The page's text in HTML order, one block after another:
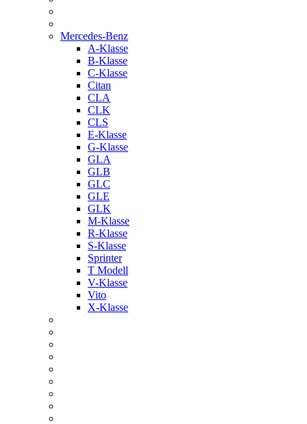
Mercedes-Benz
A-Klasse
B-Klasse
C-Klasse
Citan
CLA
CLK
CLS
E-Klasse
G-Klasse
GLA
GLB
GLC
GLE
GLK
M-Klasse
R-Klasse
S-Klasse
Sprinter
T Modell
V-Klasse
Vito
X-Klasse